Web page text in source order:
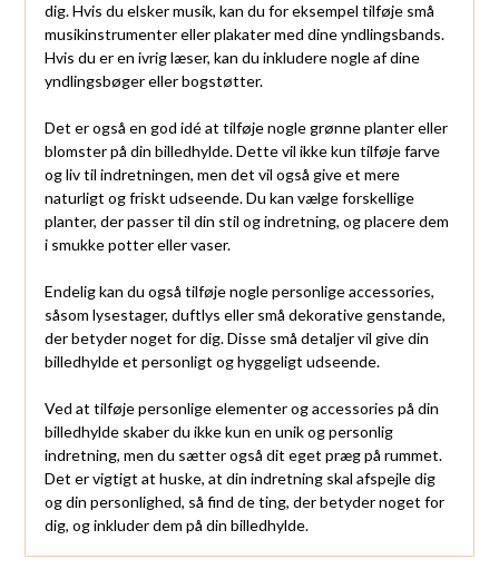
dig. Hvis du elsker musik, kan du for eksempel tilføje små
musikinstrumenter eller plakater med dine yndlingsbands.
Hvis du er en ivrig læser, kan du inkludere nogle af dine
yndlingsbøger eller bogstøtter.
Det er også en god idé at tilføje nogle grønne planter eller
blomster på din billedhylde. Dette vil ikke kun tilføje farve
og liv til indretningen, men det vil også give et mere
naturligt og friskt udseende. Du kan vælge forskellige
planter, der passer til din stil og indretning, og placere dem
i smukke potter eller vaser.
Endelig kan du også tilføje nogle personlige accessories,
såsom lysestager, duftlys eller små dekorative genstande,
der betyder noget for dig. Disse små detaljer vil give din
billedhylde et personligt og hyggeligt udseende.
Ved at tilføje personlige elementer og accessories på din
billedhylde skaber du ikke kun en unik og personlig
indretning, men du sætter også dit eget præg på rummet.
Det er vigtigt at huske, at din indretning skal afspejle dig
og din personlighed, så find de ting, der betyder noget for
dig, og inkluder dem på din billedhylde.